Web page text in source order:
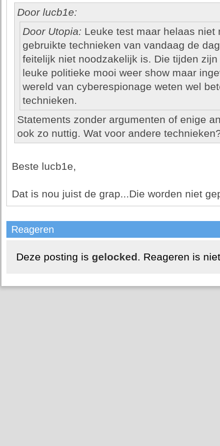
Door lucb1e:
Door Utopia: Leuke test maar helaas niet
gebruikte technieken van vandaag de
feitelijk niet noodzakelijk is. Die tijden
leuke politieke mooi weer show maar
wereld van cyberespionage weten wel
technieken.
Statements zonder argumenten of enige
ook zo nuttig. Wat voor andere
Beste lucb1e,
Dat is nou juist de grap...Die worden niet
Reageren
Deze posting is gelocked. Reageren is